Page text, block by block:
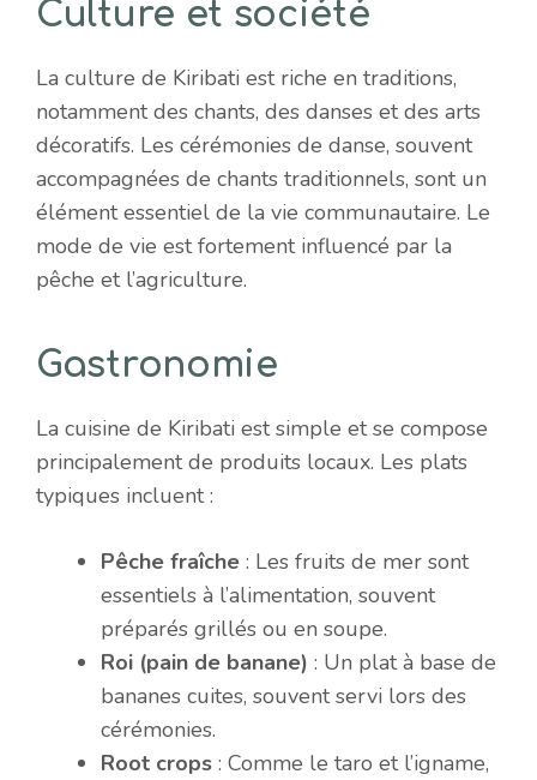
Culture et société
La culture de Kiribati est riche en traditions,
notamment des chants, des danses et des arts
décoratifs. Les cérémonies de danse, souvent
accompagnées de chants traditionnels, sont un
élément essentiel de la vie communautaire. Le
mode de vie est fortement influencé par la
pêche et l’agriculture.
Gastronomie
La cuisine de Kiribati est simple et se compose
principalement de produits locaux. Les plats
typiques incluent :
Pêche fraîche : Les fruits de mer sont
essentiels à l’alimentation, souvent
préparés grillés ou en soupe.
Roi (pain de banane) : Un plat à base de
bananes cuites, souvent servi lors des
cérémonies.
Root crops : Comme le taro et l’igname,